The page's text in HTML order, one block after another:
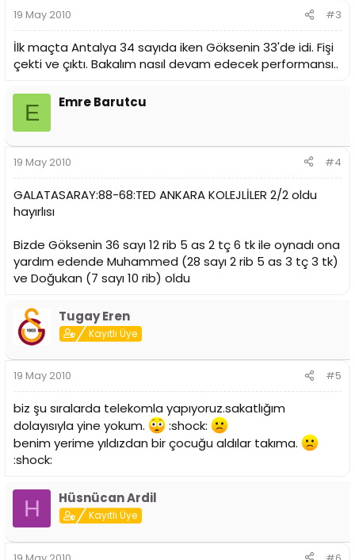
19 May 2010 #3
İlk maçta Antalya 34 sayıda iken Göksenin 33'de idi. Fişi
çekti ve çıktı. Bakalım nasıl devam edecek performansı..
E Emre Barutcu
19 May 2010 #4
GALATASARAY:88-68:TED ANKARA KOLEJLİLER 2/2 oldu
hayırlısı
Bizde Göksenin 36 sayı 12 rib 5 as 2 tç 6 tk ile oynadı ona
yardım edende Muhammed (28 sayı 2 rib 5 as 3 tç 3 tk)
ve Doğukan (7 sayı 10 rib) oldu
Tugay Eren
Kayıtlı Üye
19 May 2010 #5
biz şu sıralarda telekomla yapıyoruz.sakatlığım
dolayısıyla yine yokum.
:shock:
benim yerime yıldızdan bir çocuğu aldılar takıma.
:shock:
H Hüsnücan Ardil
Kayıtlı Üye